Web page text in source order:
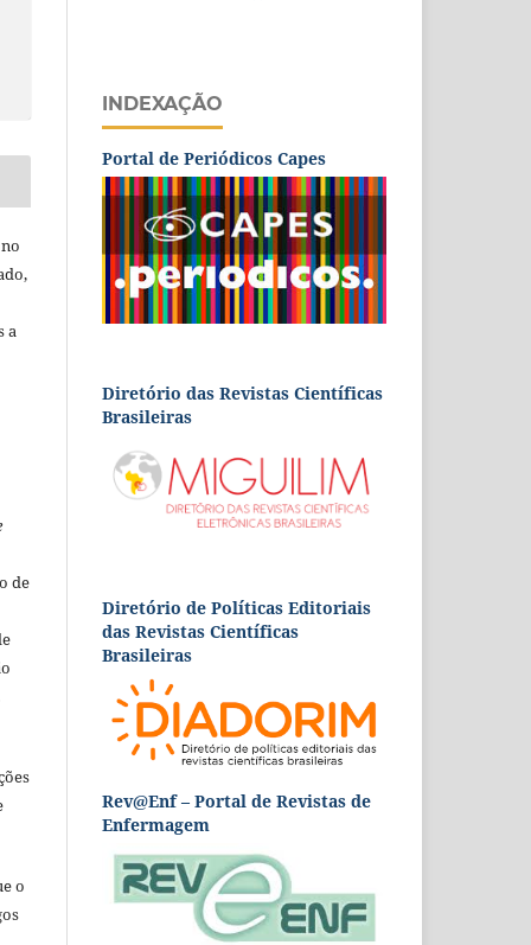
a
de
o
INDEXAÇÃO
Portal de Periódicos Capes
Diretório das Revistas Científicas
Brasileiras
Diretório de Políticas Editoriais
das Revistas Científicas
Brasileiras
Rev@Enf – Portal de Revistas de
Enfermagem